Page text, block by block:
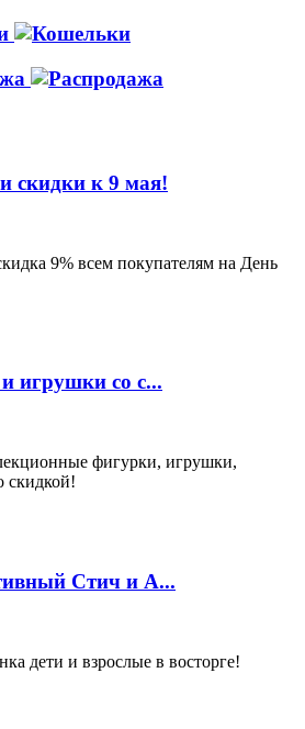
скидки к 9 мая!
9% всем покупателям на День
игрушки со с...
фигурки, игрушки,
скидкой!
Стич и А...
дети и взрослые в восторге!